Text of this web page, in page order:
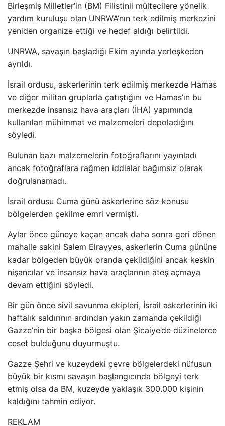
Birleşmiş Milletler’in (BM) Filistinli mültecilere yönelik
yardım kuruluşu olan UNRWA’nın terk edilmiş merkezini
yeniden organize ettiği ve hedef aldığı belirtildi.
UNRWA, savaşın başladığı Ekim ayında yerleşkeden
ayrıldı.
İsrail ordusu, askerlerinin terk edilmiş merkezde Hamas
ve diğer militan gruplarla çatıştığını ve Hamas’ın bu
merkezde insansız hava araçları (İHA) yapımında
kullanılan mühimmat ve malzemeleri depoladığını
söyledi.
Bulunan bazı malzemelerin fotoğraflarını yayınladı
ancak fotoğraflara rağmen iddialar bağımsız olarak
doğrulanamadı.
İsrail ordusu Cuma günü askerlerine söz konusu
bölgelerden çekilme emri vermişti.
Aylar önce güneye kaçan ancak daha sonra geri dönen
mahalle sakini Salem Elrayyes, askerlerin Cuma gününe
kadar bölgeden büyük oranda çekildiğini ancak keskin
nişancılar ve insansız hava araçlarının ateş açmaya
devam ettiğini söyledi.
Bir gün önce sivil savunma ekipleri, İsrail askerlerinin iki
haftalık saldırının ardından yakın zamanda çekildiği
Gazze’nin bir başka bölgesi olan Şicaiye’de düzinelerce
ceset bulduğunu duyurmuştu.
Gazze Şehri ve kuzeydeki çevre bölgelerdeki nüfusun
büyük bir kısmı savaşın başlangıcında bölgeyi terk
etmiş olsa da BM, kuzeyde yaklaşık 300.000 kişinin
kaldığını tahmin ediyor.
REKLAM